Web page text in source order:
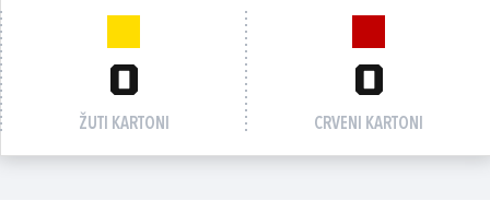
0
ŽUTI KARTONI
0
CRVENI KARTONI